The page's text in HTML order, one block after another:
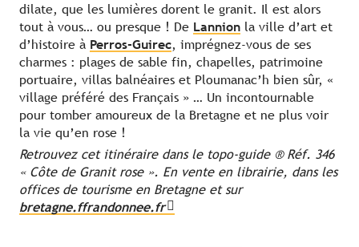
dilate, que les lumières dorent le granit. Il est alors
tout à vous… ou presque ! De Lannion la ville d’art et
d’histoire à Perros-Guirec, imprégnez-vous de ses
charmes : plages de sable fin, chapelles, patrimoine
portuaire, villas balnéaires et Ploumanac’h bien sûr, «
village préféré des Français » … Un incontournable
pour tomber amoureux de la Bretagne et ne plus voir
la vie qu’en rose !
Retrouvez cet itinéraire dans le topo-guide ® Réf. 346
« Côte de Granit rose ». En vente en librairie, dans les
offices de tourisme en Bretagne et sur
bretagne.ffrandonnee.fr